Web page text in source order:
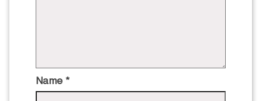
Name *